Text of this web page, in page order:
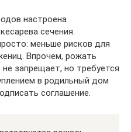
настроена
сечения.
меньше рисков для
Впрочем, рожать
запрещает, но требуется
в родильный дом
соглашение.